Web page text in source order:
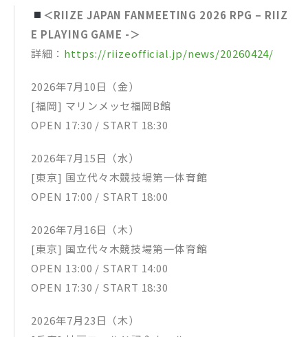
＜RIIZE JAPAN FANMEETING 2026 RPG – RIIZ
E PLAYING GAME -＞
詳細： https://riizeofficial.jp/news/20260424/
2026年7月10日（金）
[福岡] マリンメッセ福岡B館
OPEN 17:30 / START 18:30
2026年7月15日（水）
[東京] 国立代々木競技場第一体育館
OPEN 17:00 / START 18:00
2026年7月16日（木）
[東京] 国立代々木競技場第一体育館
OPEN 13:00 / START 14:00
OPEN 17:30 / START 18:30
2026年7月23日（木）